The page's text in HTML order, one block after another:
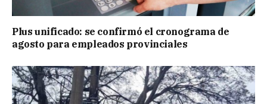
Plus unificado: se confirmó el cronograma de
agosto para empleados provinciales